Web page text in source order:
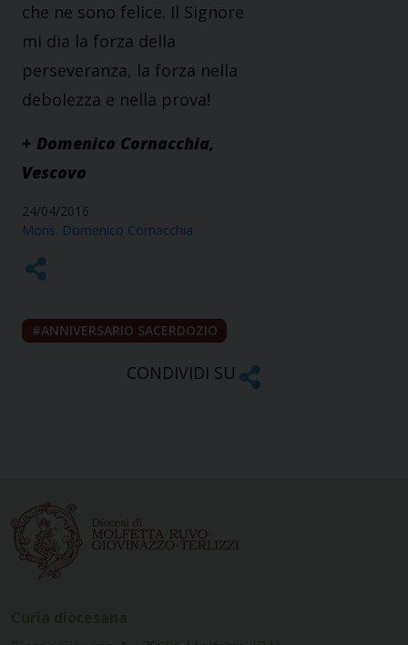
che ne sono felice. Il Signore
mi dia la forza della
perseveranza, la forza nella
debolezza e nella prova!
+ Domenico Cornacchia,
Vescovo
24/04/2016
Mons. Domenico Cornacchia
ANNIVERSARIO SACERDOZIO
CONDIVIDI SU